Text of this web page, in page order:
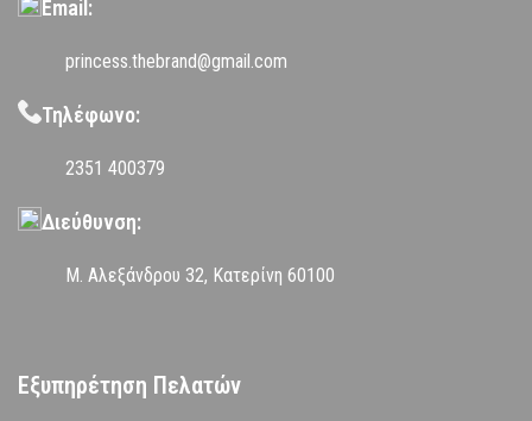
Email:
princess.thebrand@gmail.com
Τηλέφωνο:
2351 400379
Διεύθυνση:
Μ. Αλεξάνδρου 32, Κατερίνη 60100
Εξυπηρέτηση Πελατών